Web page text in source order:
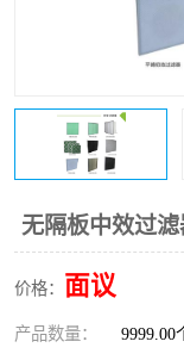
无隔板中效过滤
价格： 面议
产品数量： 9999.00
恒温恒湿净化空